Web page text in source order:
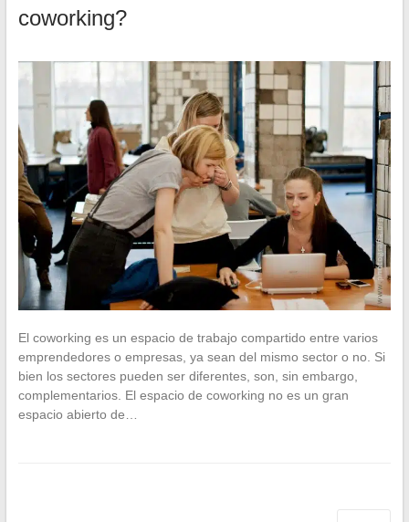
coworking?
El coworking es un espacio de trabajo compartido entre varios
emprendedores o empresas, ya sean del mismo sector o no. Si
bien los sectores pueden ser diferentes, son, sin embargo,
complementarios. El espacio de coworking no es un gran
espacio abierto de…